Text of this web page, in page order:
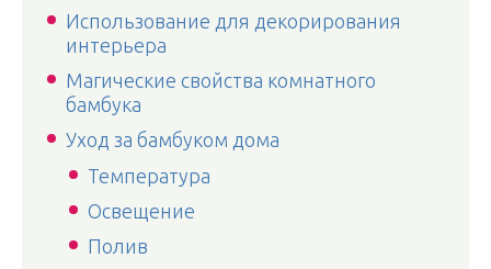
Использование для декорирования
интерьера
Магические свойства комнатного
бамбука
Уход за бамбуком дома
Температура
Освещение
Полив